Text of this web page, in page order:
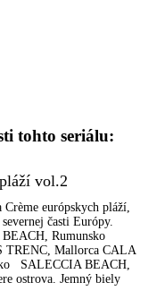
tohto seriálu:
vol.2
Crème európskych pláží,
časti Európy.
Rumunsko
TRENC, Mallorca CALA
SALECCIA BEACH,
ostrova. Jemný biely